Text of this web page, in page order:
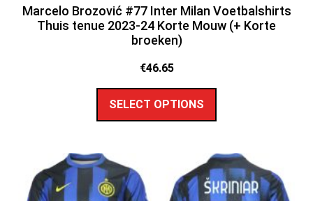
Marcelo Brozović #77 Inter Milan Voetbalshirts
Thuis tenue 2023-24 Korte Mouw (+ Korte
broeken)
€46.65
SELECT OPTIONS